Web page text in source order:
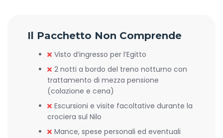
Il Pacchetto Non Comprende
Visto d’ingresso per l’Egitto
2 notti a bordo del treno notturno con
trattamento di mezza pensione
(colazione e cena)
Escursioni e visite facoltative durante la
crociera sul Nilo
Mance, spese personali ed eventuali